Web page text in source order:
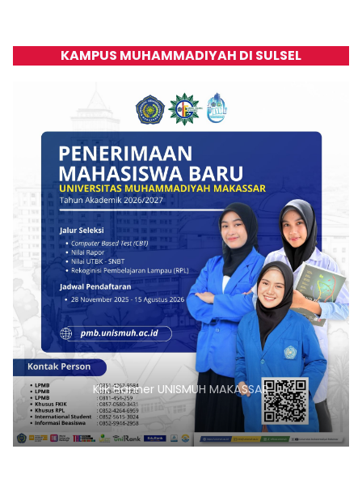
KAMPUS MUHAMMADIYAH DI SULSEL
Klik Banner UNISMUH MAKASSAR